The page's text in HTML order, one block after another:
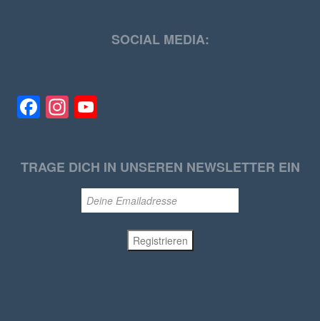
SOCIAL MEDIA:
Facebook
Instagram
TRAGE DICH IN UNSEREN NEWSLETTER EIN